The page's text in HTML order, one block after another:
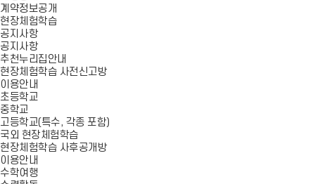
계약정보공개
현장체험학습
공지사항
공지사항
추천누리집안내
현장체험학습 사전신고방
이용안내
초등학교
중학교
고등학교(특수, 각종 포함)
국외 현장체험학습
현장체험학습 사후공개방
이용안내
수학여행